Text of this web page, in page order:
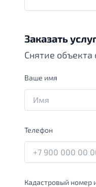
Заказать
Снятие объекта
Ваше имя
Телефон
Кадастровый номер